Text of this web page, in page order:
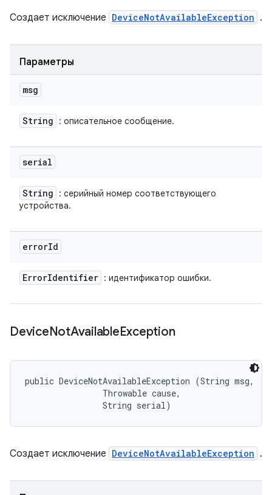
Создает исключение DeviceNotAvailableException .
Параметры
msg
String : описательное сообщение.
serial
String
: серийный номер соответствующего
устройства.
errorId
ErrorIdentifier : идентификатор ошибки.
DeviceNotAvailableException
public DeviceNotAvailableException (String msg,
                Throwable cause,
                String serial)
Создает исключение DeviceNotAvailableException .